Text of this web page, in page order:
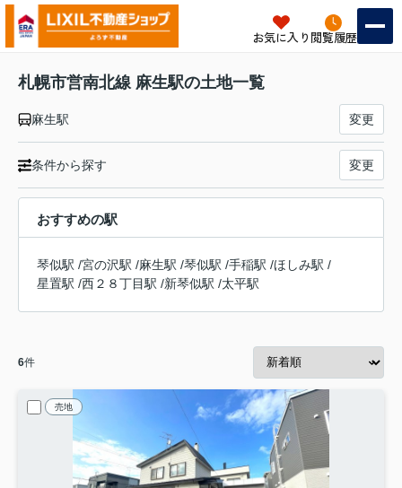
お気に入り 閲覧履歴
札幌市営南北線 麻生駅の土地一覧
麻生駅 変更
条件から探す 変更
おすすめの駅
琴似駅 /宮の沢駅 /麻生駅 /琴似駅 /手稲駅 /ほしみ駅 /
星置駅 /西２８丁目駅 /新琴似駅 /太平駅
6件
売地